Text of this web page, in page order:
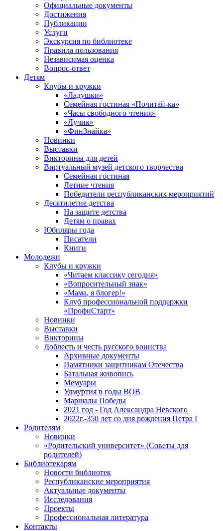
Официальные документы
Достижения
Публикации
Услуги
Экскурсия по библиотеке
Правила пользования
Независимая оценка
Вопрос-ответ
Детям
Клубы и кружки
«Ладушки»
Семейная гостиная «Почитай-ка»
«Часы свободного чтения»
«Лучик»
«ФинЗнайка»
Новинки
Выставки
Викторины для детей
Виртуальный музей детского творчества
Семейная гостиная
Летние чтения
Победители республиканских мероприятий
Десятилетие детства
На защите детства
Детям о правах
Юбиляры года
Писатели
Книги
Молодежи
Клубы и кружки
«Читаем классику сегодня»
«Вопросительный знак»
«Мама, я блогер!»
Клуб профессиональной поддержки
«ПрофиСтарт»
Новинки
Выставки
Викторины
Доблесть и честь русского воинства
Архивные документы
Памятники защитникам Отечества
Батальная живопись
Мемуары
Удмуртия в годы ВОВ
Маршалы Победы
2021 год - Год Александра Невского
2022г.-350 лет со дня рождения Петра I
Родителям
Новинки
«Родительский университет» (Советы для
родителей)
Библиотекарям
Новости библиотек
Республиканские мероприятия
Актуальные документы
Исследования
Проекты
Профессиональная литература
Контакты